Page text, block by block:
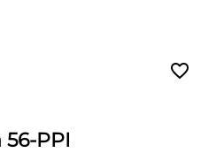
favorite_border
56-PPI